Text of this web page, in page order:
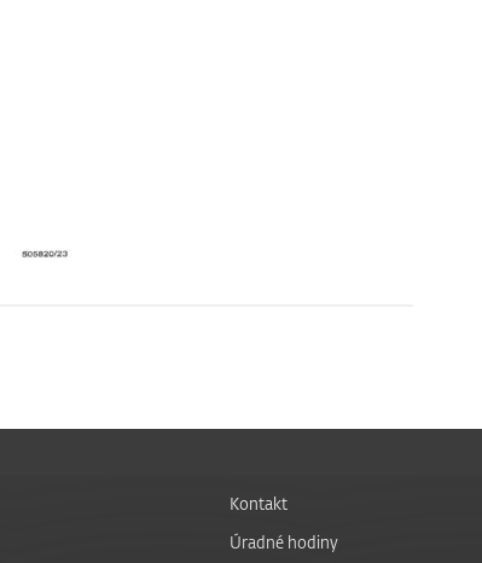
Kontakt
Úradné hodiny